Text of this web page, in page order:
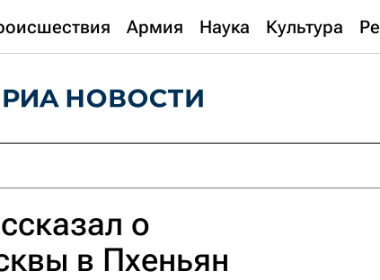
Армия Наука Культура
о
в Пхеньян